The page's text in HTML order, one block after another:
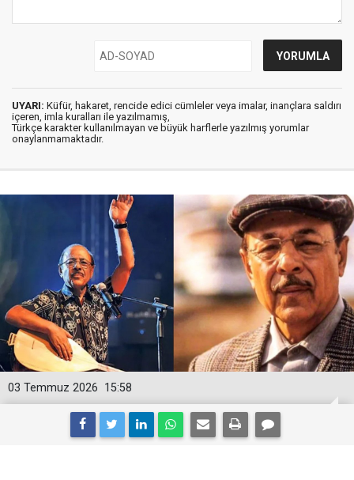
UYARI: Küfür, hakaret, rencide edici cümleler veya imalar, inançlara saldırı
içeren, imla kuralları ile yazılmamış,
Türkçe karakter kullanılmayan ve büyük harflerle yazılmış yorumlar
onaylanmamaktadır.
15:58
03 Temmuz 2026